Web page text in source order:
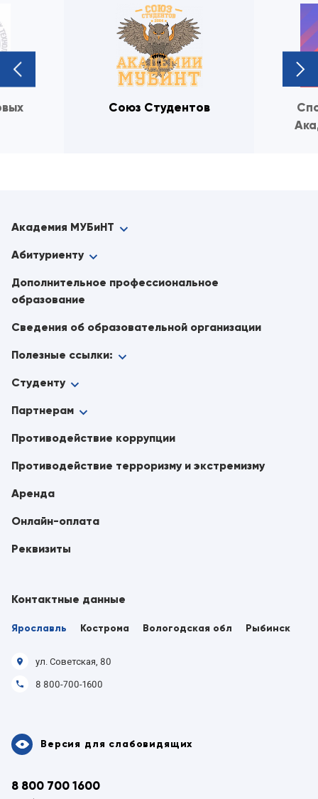
Союз Студентов
prev
next
Академия МУБиНТ
Абитуриенту
Дополнительное профессиональное
образование
Сведения об образовательной организации
Полезные ссылки:
Версия для слабовидящих
8 800 700 1600
Студенту
Партнерам
Противодействие коррупции
Противодействие терроризму и экстремизму
Аренда
Онлайн-оплата
Реквизиты
Контактные данные
Ярославль Кострома Вологодская обл Рыбинск
ул. Советская, 80
8 800-700-1600